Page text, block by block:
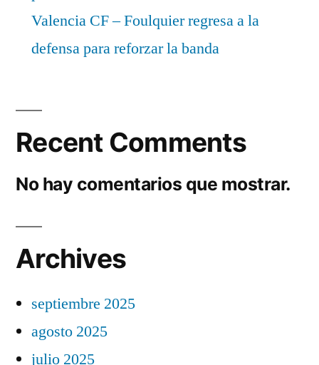
Valencia CF – Foulquier regresa a la
defensa para reforzar la banda
Recent Comments
No hay comentarios que mostrar.
Archives
septiembre 2025
agosto 2025
julio 2025